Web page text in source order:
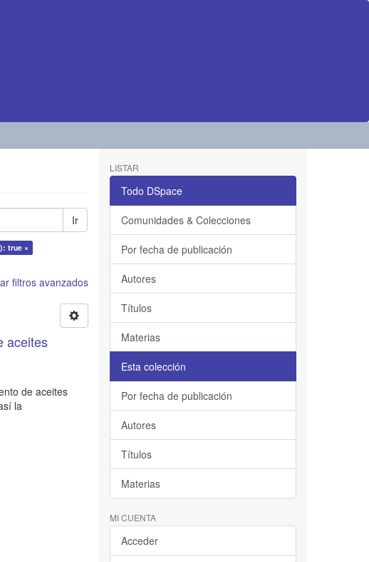
Ir
true ×
filtros avanzados
aceites
de aceites
la
LISTAR
Todo DSpace
Comunidades & Colecciones
Por fecha de publicación
Autores
Títulos
Materias
Esta colección
Por fecha de publicación
Autores
Títulos
Materias
MI CUENTA
Acceder